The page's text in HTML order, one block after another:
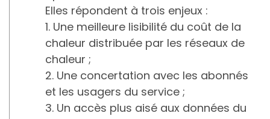
Elles répondent à trois enjeux :
1. Une meilleure lisibilité du coût de la
chaleur distribuée par les réseaux de
chaleur ;
2. Une concertation avec les abonnés
et les usagers du service ;
3. Un accès plus aisé aux données du